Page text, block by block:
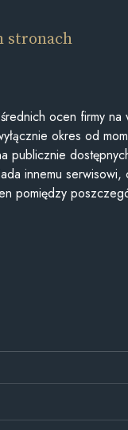
stronach
ocen firmy na
okres od
publicznie
innemu serwisowi,
pomiędzy